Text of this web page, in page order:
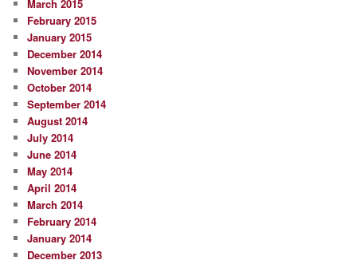
March 2015
February 2015
January 2015
December 2014
November 2014
October 2014
September 2014
August 2014
July 2014
June 2014
May 2014
April 2014
March 2014
February 2014
January 2014
December 2013